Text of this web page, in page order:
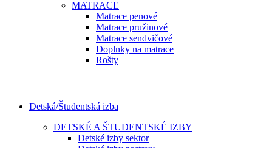
MATRACE
Matrace penové
Matrace pružinové
Matrace sendvičové
Doplnky na matrace
Rošty
Detská/Študentská izba
DETSKÉ A ŠTUDENTSKÉ IZBY
Detské izby sektor